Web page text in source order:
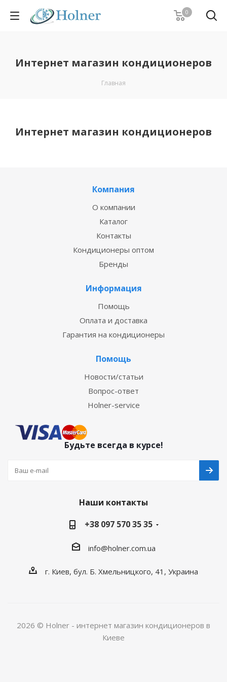
0
Интернет магазин кондиционеров
Главная
Интернет магазин кондиционеров
Компания
О компании
Каталог
Контакты
Кондиционеры оптом
Бренды
Информация
Помощь
Оплата и доставка
Гарантия на кондиционеры
Помощь
Новости/статьи
Вопрос-ответ
Holner-service
Будьте всегда в курсе!
Наши контакты
+38 097 570 35 35
info@holner.com.ua
г. Киев, бул. Б. Хмельницкого, 41, Украина
2026 © Holner - интернет магазин кондиционеров в
Киеве